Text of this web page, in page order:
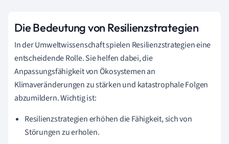
Die Bedeutung von Resilienzstrategien
In der Umweltwissenschaft spielen Resilienzstrategien eine
entscheidende Rolle. Sie helfen dabei, die
Anpassungsfähigkeit von Ökosystemen an
Klimaveränderungen zu stärken und katastrophale Folgen
abzumildern. Wichtig ist:
Resilienzstrategien erhöhen die Fähigkeit, sich von
Störungen zu erholen.